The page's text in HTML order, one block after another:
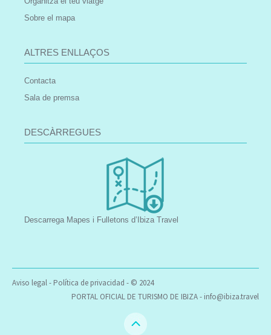
Sobre el mapa
ALTRES ENLLAÇOS
Contacta
Sala de premsa
DESCÀRREGUES
Descarrega Mapes i Fulletons d’Ibiza Travel
Aviso legal- Política de privacidad - © 2024
PORTAL OFICIAL DE TURISMO DE IBIZA - info@ibiza.travel